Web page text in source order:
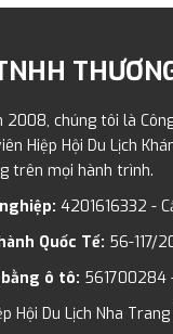
2008, chúng tôi là
Hiệp Hội Du Lịch
trên mọi hành trình.
4201616332 -
Quốc Tế: 56-117/
bằng ô tô: 561700284
Hội Du Lịch Nha Trang